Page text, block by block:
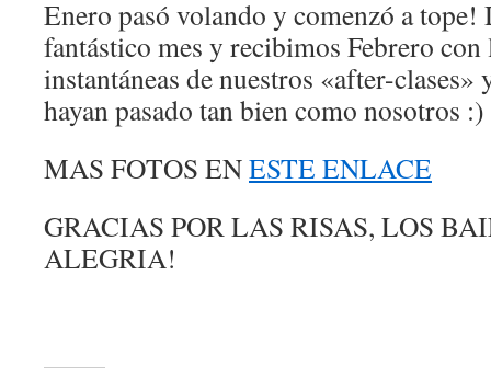
Enero pasó volando y comenzó a tope!
fantástico mes y recibimos Febrero con
instantáneas de nuestros «after-clases»
hayan pasado tan bien como nosotros :)
MAS FOTOS ENESTE ENLACE
GRACIAS POR LAS RISAS, LOS
ALEGRIA!